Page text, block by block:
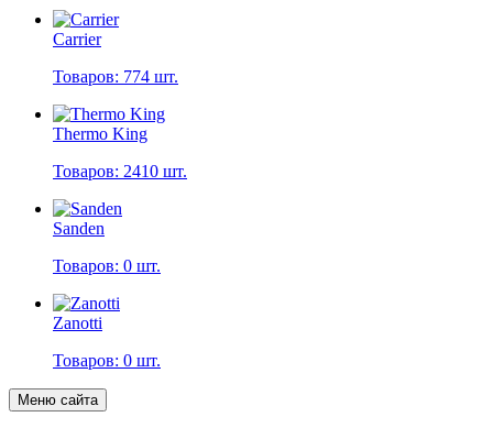
Carrier
Товаров: 774 шт.
Thermo King
Товаров: 2410 шт.
Sanden
Товаров: 0 шт.
Zanotti
Товаров: 0 шт.
Меню сайта